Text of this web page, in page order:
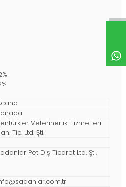
Veterinerlik Hizmetleri
Tic. Ltd. Şti.
Pet Dış Ticaret Ltd. Şti.